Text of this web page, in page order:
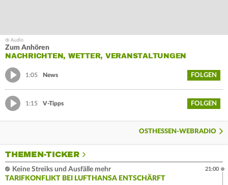
Zum Anhören
NACHRICHTEN, WETTER, VERANSTALTUNGEN
1:05 News FOLGEN
1:15 V-Tipps FOLGEN
OSTHESSEN-WEBRADIO
THEMEN-TICKER
Keine Streiks und Ausfälle mehr
TARIFKONFLIKT BEI LUFTHANSA ENTSCHÄRFT
21:00